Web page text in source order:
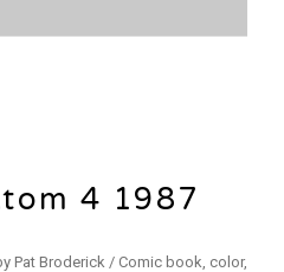
4 1987
Pat Broderick / Comic book, color,